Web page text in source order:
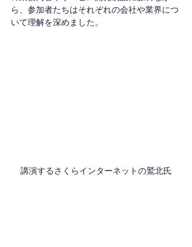
ら、参加者たちはそれぞれの会社や業界につ
いて理解を深めました。
講演するさくらインターネットの鷲北氏